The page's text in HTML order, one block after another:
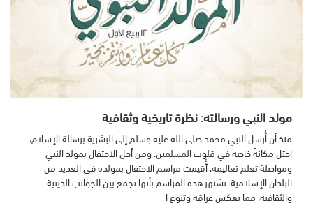
مولد النبي ورسالته: نظرة تاريخية وثقافية
منذ أن أُرسل النبي محمد صلى الله عليه وسلم إلى البشرية برسالة الإسلام،
احتل مكانةً خاصة في قلوب المسلمين. ومن أجل الاحتفال بمولد النبي
ومواصلة تعلم تعاليمه، أُقيمت مراسم الاحتفال بمولده في العديد من
البلدان الإسلامية. تشتهر هذه المراسم بأنها تجمع بين الجوانب الدينية
والثقافية، مما يعكس عراقة وتنوع ا